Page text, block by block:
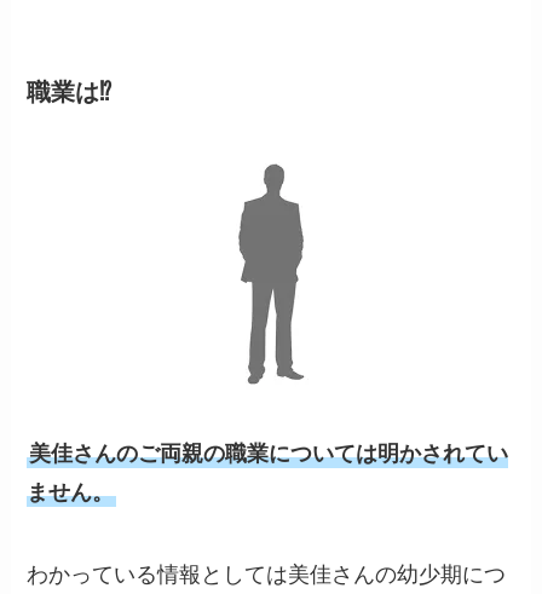
職業は⁉
美佳さんのご両親の職業については明かされてい
ません。
わかっている情報としては美佳さんの幼少期につ